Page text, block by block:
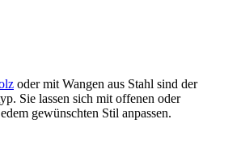
oder mit Wangen aus Stahl sind der
Sie lassen sich mit offenen oder
gewünschten Stil anpassen.